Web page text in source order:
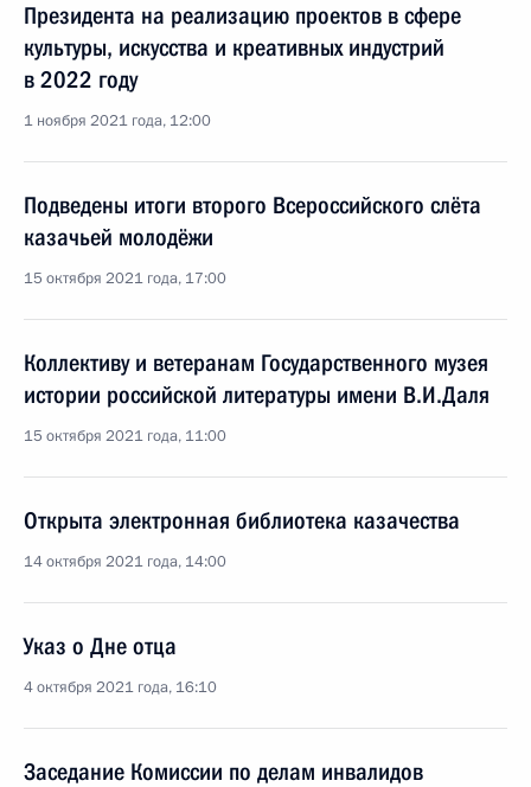
Президента на реализацию проектов в сфере
культуры, искусства и креативных индустрий
в 2022 году
1 ноября 2021 года, 12:00
Подведены итоги второго Всероссийского слёта
казачьей молодёжи
15 октября 2021 года, 17:00
Коллективу и ветеранам Государственного музея
истории российской литературы имени В.И.Даля
15 октября 2021 года, 11:00
Открыта электронная библиотека казачества
14 октября 2021 года, 14:00
Указ о Дне отца
4 октября 2021 года, 16:10
Заседание Комиссии по делам инвалидов